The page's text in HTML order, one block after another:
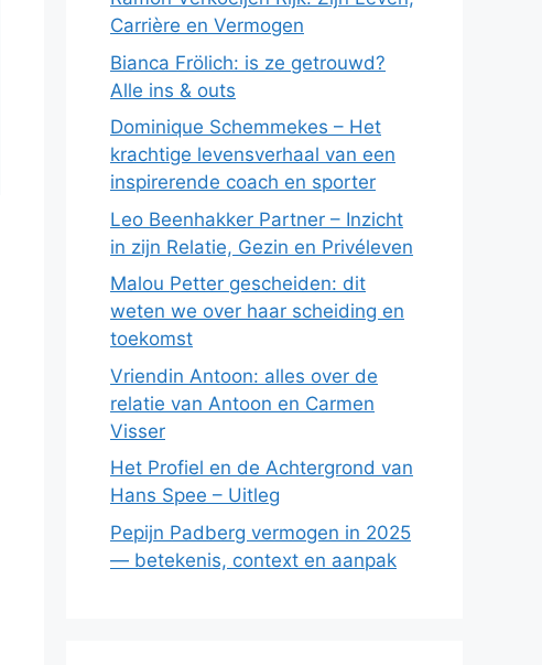
Carrière en Vermogen
Bianca Frölich: is ze getrouwd?
Alle ins & outs
Dominique Schemmekes – Het
krachtige levensverhaal van een
inspirerende coach en sporter
Leo Beenhakker Partner – Inzicht
in zijn Relatie, Gezin en Privéleven
Malou Petter gescheiden: dit
weten we over haar scheiding en
toekomst
Vriendin Antoon: alles over de
relatie van Antoon en Carmen
Visser
Het Profiel en de Achtergrond van
Hans Spee – Uitleg
Pepijn Padberg vermogen in 2025
— betekenis, context en aanpak